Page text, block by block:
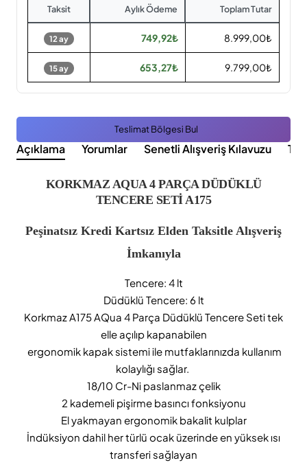
Taksit Aylık Ödeme Toplam Tutar
12 ay 749,92₺ 8.999,00₺
15 ay 653,27₺ 9.799,00₺
Teslimat Bölgesi Bul
Açıklama Yorumlar Senetli Alışveriş Kılavuzu
KORKMAZ AQUA 4 PARÇA DÜDÜKLÜ
TENCERE SETİ A175
Peşinatsız Kredi Kartsız Elden Taksitle Alışveriş
İmkanıyla
Tencere: 4 lt
Düdüklü Tencere: 6 lt
Korkmaz A175 AQua 4 Parça Düdüklü Tencere Seti tek
elle açılıp kapanabilen
ergonomik kapak sistemi ile mutfaklarınızda kullanım
kolaylığı sağlar.
18/10 Cr-Ni paslanmaz çelik
2 kademeli pişirme basıncı fonksiyonu
El yakmayan ergonomik bakalit kulplar
İndüksiyon dahil her türlü ocak üzerinde en yüksek ısı
transferi sağlayan